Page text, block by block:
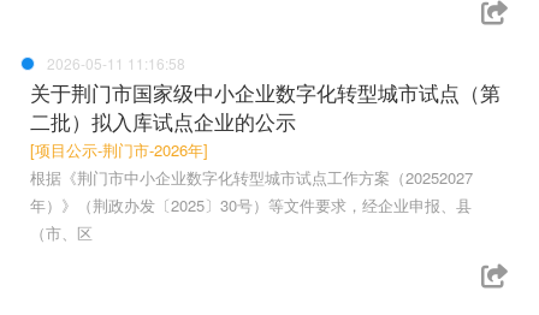
2026-05-11 11:16:58
关于荆门市国家级中小企业数字化转型城市试点（第
二批）拟入库试点企业的公示
[项目公示-荆门市-2026年]
根据《荆门市中小企业数字化转型城市试点工作方案（20252027
年）》（荆政办发〔2025〕30号）等文件要求，经企业申报、县
（市、区